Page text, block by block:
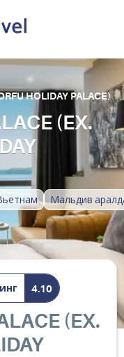
Мальдив
HOLIDAY PALACE)
(EX.
4.10
(EX.